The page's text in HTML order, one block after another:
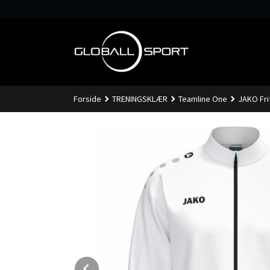
Forside TRENINGSKLÆR Teamline One JAKO